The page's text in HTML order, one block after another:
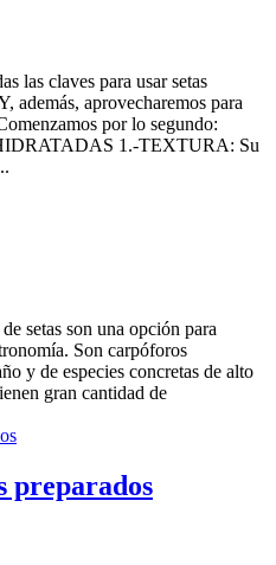
las claves para usar setas
además, aprovecharemos para
por lo segundo:
1.-TEXTURA: Su
setas son una opción para
Son carpóforos
y de especies concretas de alto
gran cantidad de
preparados